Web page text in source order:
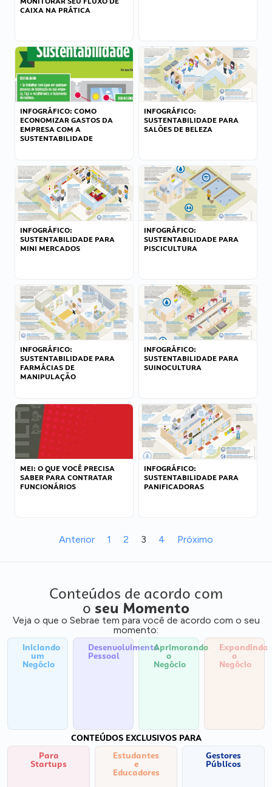
CAIXA NA PRÁTICA
INFOGRÁFICO: COMO
ECONOMIZAR GASTOS DA
EMPRESA COM A
SUSTENTABILIDADE
INFOGRÁFICO:
SUSTENTABILIDADE PARA
SALÕES DE BELEZA
INFOGRÁFICO:
SUSTENTABILIDADE PARA
MINI MERCADOS
INFOGRÁFICO:
SUSTENTABILIDADE PARA
PISCICULTURA
INFOGRÁFICO:
SUSTENTABILIDADE PARA
FARMÁCIAS DE
MANIPULAÇÃO
INFOGRÁFICO:
SUSTENTABILIDADE PARA
SUINOCULTURA
MEI: O QUE VOCÊ PRECISA
SABER PARA CONTRATAR
FUNCIONÁRIOS
INFOGRÁFICO:
SUSTENTABILIDADE PARA
PANIFICADORAS
Anterior 1 2 3 4 Próximo
Conteúdos de acordo com
o seu Momento
Veja o que o Sebrae tem para você de acordo com o seu
momento:
Iniciando
um
Negócio
Desenvolvimento
Pessoal
Aprimorando
o
Negócio
Expandindo
o
Negócio
CONTEÚDOS EXCLUSIVOS PARA
Para
Startups
Estudantes
e
Educadores
Gestores
Públicos